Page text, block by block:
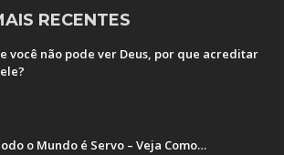
RECENTES
você não pode ver Deus, por que acreditar
o Mundo é Servo – Veja Como…